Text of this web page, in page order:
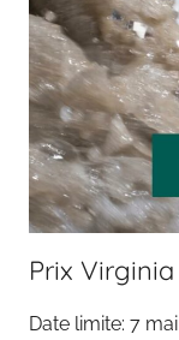
Prix
Date limite: 7